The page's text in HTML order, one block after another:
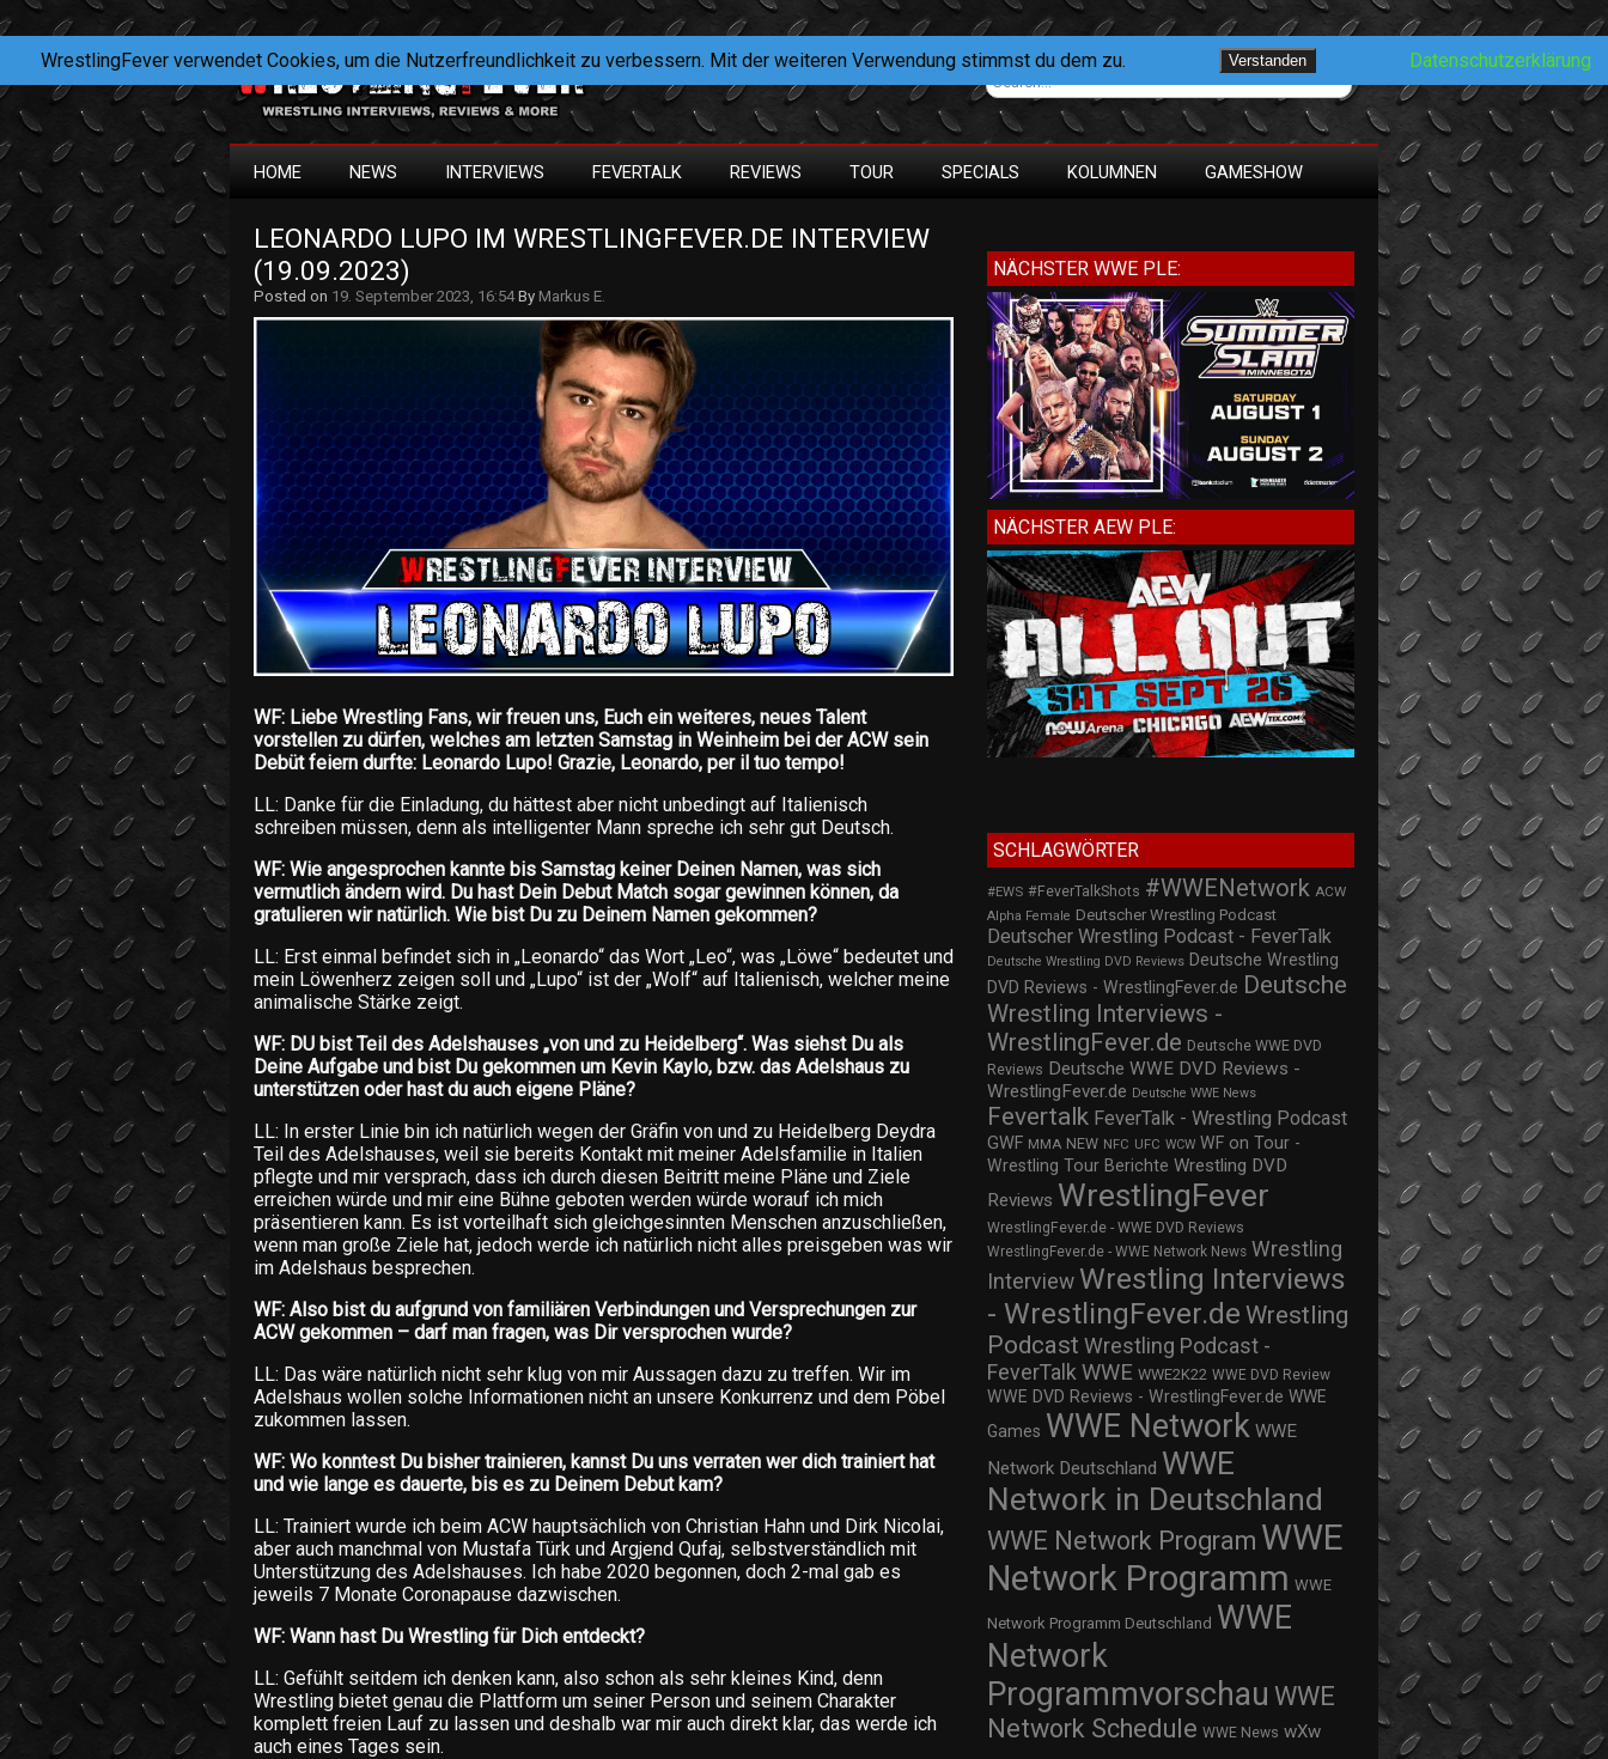
HOME NEWS INTERVIEWS FEVERTALK REVIEWS TOUR SPECIALS KOLUMNEN GAMESHOW
LEONARDO LUPO IM WRESTLINGFEVER.DE INTERVIEW
(19.09.2023)
Posted on 19. September 2023, 16:54By Markus E.
WF: Liebe Wrestling Fans, wir freuen uns, Euch ein weiteres, neues Talent
vorstellen zu dürfen, welches am letzten Samstag in Weinheim bei der ACW sein
Debüt feiern durfte: Leonardo Lupo! Grazie, Leonardo, per il tuo tempo!
LL: Danke für die Einladung, du hättest aber nicht unbedingt auf Italienisch
schreiben müssen, denn als intelligenter Mann spreche ich sehr gut Deutsch.
WF: Wie angesprochen kannte bis Samstag keiner Deinen Namen, was sich
vermutlich ändern wird. Du hast Dein Debut Match sogar gewinnen können, da
gratulieren wir natürlich. Wie bist Du zu Deinem Namen gekommen?
LL: Erst einmal befindet sich in „Leonardo“ das Wort „Leo“, was „Löwe“ bedeutet und
mein Löwenherz zeigen soll und „Lupo“ ist der „Wolf“ auf Italienisch, welcher meine
animalische Stärke zeigt.
WF: DU bist Teil des Adelshauses „von und zu Heidelberg“. Was siehst Du als
Deine Aufgabe und bist Du gekommen um Kevin Kaylo, bzw. das Adelshaus zu
unterstützen oder hast du auch eigene Pläne?
LL: In erster Linie bin ich natürlich wegen der Gräfin von und zu Heidelberg Deydra
Teil des Adelshauses, weil sie bereits Kontakt mit meiner Adelsfamilie in Italien
pflegte und mir versprach, dass ich durch diesen Beitritt meine Pläne und Ziele
erreichen würde und mir eine Bühne geboten werden würde worauf ich mich
präsentieren kann. Es ist vorteilhaft sich gleichgesinnten Menschen anzuschließen,
wenn man große Ziele hat, jedoch werde ich natürlich nicht alles preisgeben was wir
im Adelshaus besprechen.
WF: Also bist du aufgrund von familiären Verbindungen und Versprechungen zur
ACW gekommen – darf man fragen, was Dir versprochen wurde?
LL: Das wäre natürlich nicht sehr klug von mir Aussagen dazu zu treffen. Wir im
Adelshaus wollen solche Informationen nicht an unsere Konkurrenz und dem Pöbel
zukommen lassen.
WF: Wo konntest Du bisher trainieren, kannst Du uns verraten wer dich trainiert hat
und wie lange es dauerte, bis es zu Deinem Debut kam?
LL: Trainiert wurde ich beim ACW hauptsächlich von Christian Hahn und Dirk Nicolai,
aber auch manchmal von Mustafa Türk und Argjend Qufaj, selbstverständlich mit
Unterstützung des Adelshauses. Ich habe 2020 begonnen, doch 2-mal gab es
jeweils 7 Monate Coronapause dazwischen.
WF: Wann hast Du Wrestling für Dich entdeckt?
LL: Gefühlt seitdem ich denken kann, also schon als sehr kleines Kind, denn
Wrestling bietet genau die Plattform um seiner Person und seinem Charakter
komplett freien Lauf zu lassen und deshalb war mir auch direkt klar, das werde ich
auch eines Tages sein.
NÄCHSTER WWE PLE:
NÄCHSTER AEW PLE:
SCHLAGWÖRTER
#EWS #FeverTalkShots #WWENetwork ACW
Alpha Female Deutscher Wrestling Podcast
Deutscher Wrestling Podcast - FeverTalk
Deutsche Wrestling DVD Reviews Deutsche Wrestling
DVD Reviews - WrestlingFever.de Deutsche
Wrestling Interviews -
WrestlingFever.de Deutsche WWE DVD
Reviews Deutsche WWE DVD Reviews -
WrestlingFever.de Deutsche WWE News
Fevertalk FeverTalk - Wrestling Podcast
GWF MMA NEW NFC UFC WCW WF on Tour -
Wrestling Tour Berichte Wrestling DVD
Reviews WrestlingFever
WrestlingFever.de - WWE DVD Reviews
WrestlingFever.de - WWE Network News Wrestling
Interview Wrestling Interviews
- WrestlingFever.de Wrestling
Podcast Wrestling Podcast -
FeverTalk WWE WWE2K22 WWE DVD Review
WWE DVD Reviews - WrestlingFever.de WWE
Games WWE Network WWE
Network Deutschland WWE
Network in Deutschland
WWE Network Program WWE
Network Programm WWE
Network Programm Deutschland WWE
Network
Programmvorschau WWE
Network Schedule WWE News wXw
WrestlingFever verwendet Cookies, um die Nutzerfreundlichkeit zu verbessern. Mit der weiteren Verwendung stimmst du dem zu. Verstanden Datenschutzerklärung